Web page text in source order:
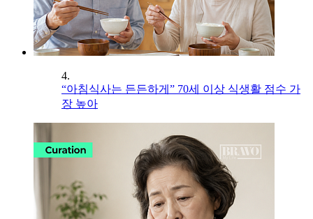
4.
“아침식사는 든든하게” 70세 이상 식생활 점수 가
장 높아